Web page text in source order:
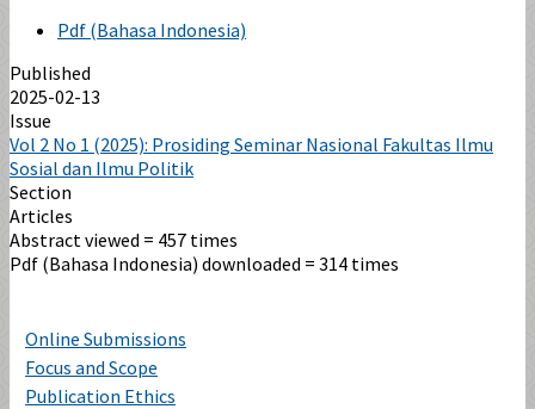
Pdf (Bahasa Indonesia)
Published
2025-02-13
Issue
Vol 2 No 1 (2025): Prosiding Seminar Nasional Fakultas Ilmu
Sosial dan Ilmu Politik
Section
Articles
Abstract viewed = 457 times
Pdf (Bahasa Indonesia) downloaded = 314 times
Online Submissions
Focus and Scope
Publication Ethics